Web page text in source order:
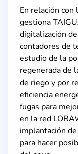
En relación
gestiona
digitalización
contadores de
estudio de la
regenerada de
de riego y por
eficiencia
fugas para
en la red
implantación
para hacer